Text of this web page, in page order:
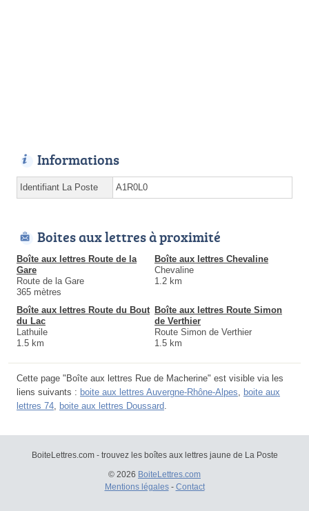
Informations
Identifiant La Poste A1R0L0
Boites aux lettres à proximité
Boîte aux lettres Route de la
Gare
Route de la Gare
365 mètres
Boîte aux lettres Chevaline
Chevaline
1.2 km
Boîte aux lettres Route du Bout
du Lac
Lathuile
1.5 km
Boîte aux lettres Route Simon
de Verthier
Route Simon de Verthier
1.5 km
Cette page "Boîte aux lettres Rue de Macherine" est visible via les
liens suivants : boite aux lettres Auvergne-Rhône-Alpes
boite aux
lettres 74 boite aux lettres Doussard
BoiteLettres.com - trouvez les boîtes aux lettres jaune de La Poste
© 2026 BoiteLettres.com
Mentions légales- Contact